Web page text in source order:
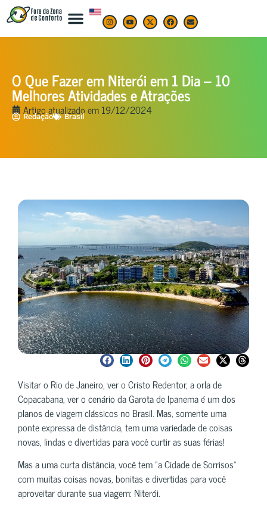
O Que Fazer em Niterói em 1 Dia – 10
Melhores Atividades e Atrações
Artigo atualizado em19/12/2024
Redação Brasil
Visitar o Rio de Janeiro, ver o Cristo Redentor, a orla de
Copacabana, ver o cenário da Garota de Ipanema é um dos
planos de viagem clássicos no Brasil. Mas, somente uma
ponte expressa de distância, tem uma variedade de coisas
novas, lindas e divertidas para você curtir as suas férias!
Mas a uma curta distância, você tem “a Cidade de Sorrisos”
com muitas coisas novas, bonitas e divertidas para você
aproveitar durante sua viagem: Niterói.